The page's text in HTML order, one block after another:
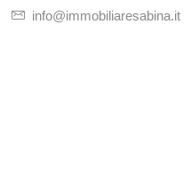
info@immobiliaresabina.it